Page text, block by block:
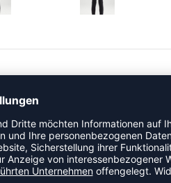
Kompressions-Hose
und zur optimalen
dass dein Körper zu einem
zu arbeiten. Enge,